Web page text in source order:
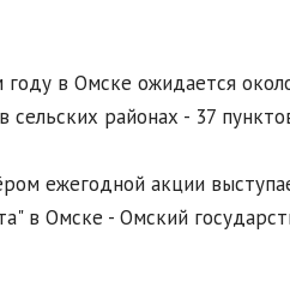
в Омске ожидается
районах - 37
ежегодной акции
в Омске - Омский